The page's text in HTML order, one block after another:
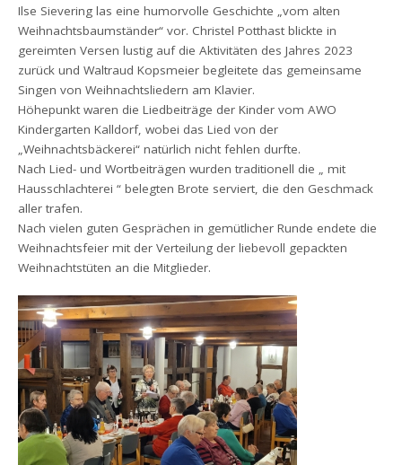
Ilse Sievering las eine humorvolle Geschichte „vom alten
Weihnachtsbaumständer“ vor. Christel Potthast blickte in
gereimten Versen lustig auf die Aktivitäten des Jahres 2023
zurück und Waltraud Kopsmeier begleitete das gemeinsame
Singen von Weihnachtsliedern am Klavier.
Höhepunkt waren die Liedbeiträge der Kinder vom AWO
Kindergarten Kalldorf, wobei das Lied von der
„Weihnachtsbäckerei“ natürlich nicht fehlen durfte.
Nach Lied- und Wortbeiträgen wurden traditionell die „ mit
Hausschlachterei “ belegten Brote serviert, die den Geschmack
aller trafen.
Nach vielen guten Gesprächen in gemütlicher Runde endete die
Weihnachtsfeier mit der Verteilung der liebevoll gepackten
Weihnachtstüten an die Mitglieder.